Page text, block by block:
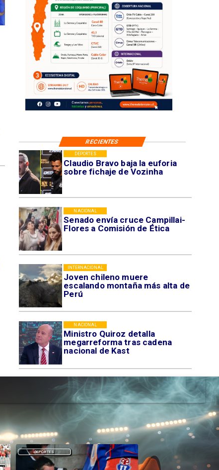
Claudio Bravo baja la euforia
sobre fichaje de Vozinha
DEPORTES
Senado envía cruce Campillai-
Flores a Comisión de Ética
NACIONAL
Joven chileno muere
escalando montaña más alta de
Perú
INTERNACIONAL
Ministro Quiroz detalla
megarreforma tras cadena
nacional de Kast
NACIONAL
RECIENTES
DEPORTES